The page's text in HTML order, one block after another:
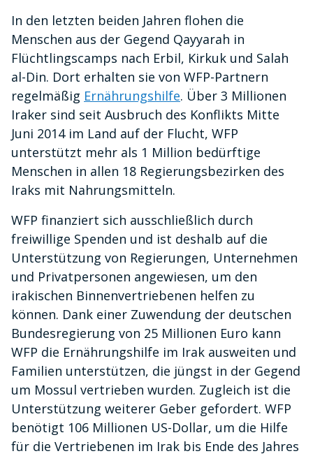
In den letzten beiden Jahren flohen die
Menschen aus der Gegend Qayyarah in
Flüchtlingscamps nach Erbil, Kirkuk und Salah
al-Din. Dort erhalten sie von WFP-Partnern
regelmäßig Ernährungshilfe. Über 3 Millionen
Iraker sind seit Ausbruch des Konflikts Mitte
Juni 2014 im Land auf der Flucht, WFP
unterstützt mehr als 1 Million bedürftige
Menschen in allen 18 Regierungsbezirken des
Iraks mit Nahrungsmitteln.
WFP finanziert sich ausschließlich durch
freiwillige Spenden und ist deshalb auf die
Unterstützung von Regierungen, Unternehmen
und Privatpersonen angewiesen, um den
irakischen Binnenvertriebenen helfen zu
können. Dank einer Zuwendung der deutschen
Bundesregierung von 25 Millionen Euro kann
WFP die Ernährungshilfe im Irak ausweiten und
Familien unterstützen, die jüngst in der Gegend
um Mossul vertrieben wurden. Zugleich ist die
Unterstützung weiterer Geber gefordert. WFP
benötigt 106 Millionen US-Dollar, um die Hilfe
für die Vertriebenen im Irak bis Ende des Jahres